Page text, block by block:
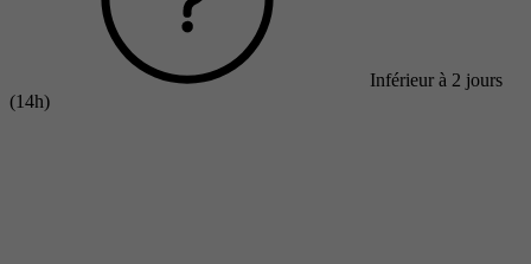
Inférieur à 2 jours
(14h)